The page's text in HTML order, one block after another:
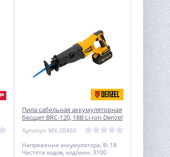
Пила сабельная аккумуляторная
бесщет BRC-120, 18В Li-Ion Denzel
Артикул: MX-28460
Напряжение аккумулятора, В: 18
Частота ходов, ход/мин: 3100